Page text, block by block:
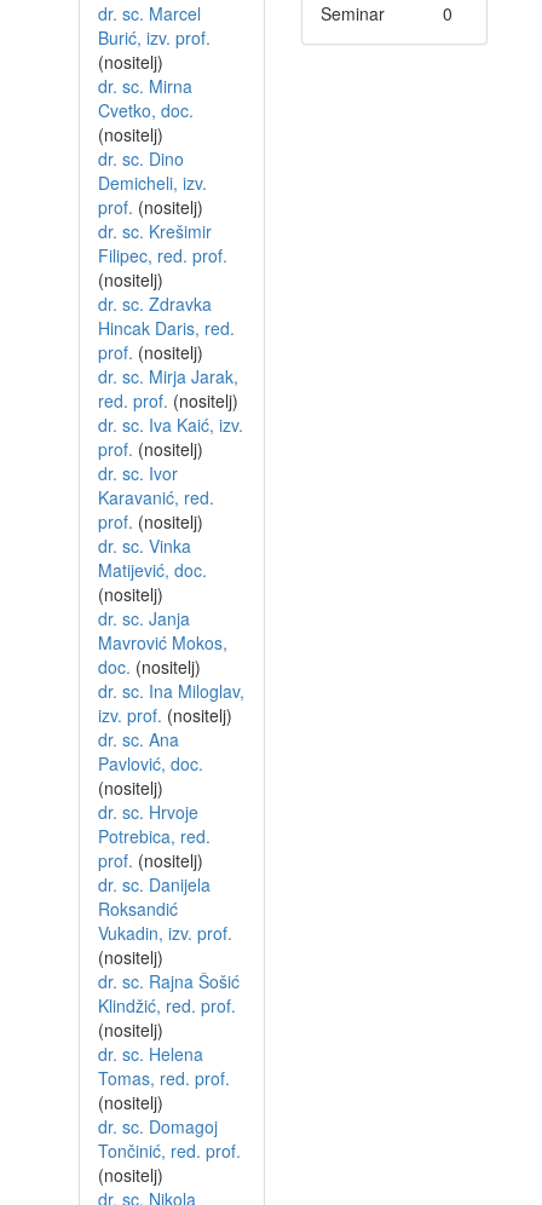
dr. sc. Marcel
Burić, izv. prof.
(nositelj)
dr. sc. Mirna
Cvetko, doc.
(nositelj)
dr. sc. Dino
Demicheli, izv.
prof. (nositelj)
dr. sc. Krešimir
Filipec, red. prof.
(nositelj)
dr. sc. Zdravka
Hincak Daris, red.
prof. (nositelj)
dr. sc. Mirja Jarak,
red. prof. (nositelj)
dr. sc. Iva Kaić, izv.
prof. (nositelj)
dr. sc. Ivor
Karavanić, red.
prof. (nositelj)
dr. sc. Vinka
Matijević, doc.
(nositelj)
dr. sc. Janja
Mavrović Mokos,
doc. (nositelj)
dr. sc. Ina Miloglav,
izv. prof. (nositelj)
dr. sc. Ana
Pavlović, doc.
(nositelj)
dr. sc. Hrvoje
Potrebica, red.
prof. (nositelj)
dr. sc. Danijela
Roksandić
Vukadin, izv. prof.
(nositelj)
dr. sc. Rajna Šošić
Klindžić, red. prof.
(nositelj)
dr. sc. Helena
Tomas, red. prof.
(nositelj)
dr. sc. Domagoj
Tončinić, red. prof.
(nositelj)
dr. sc. Nikola
Seminar 0